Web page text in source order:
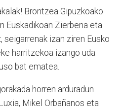
Brontzea Gipuzkoako
Euskadikoan Zierbena eta
seigarrenak izan ziren Eusko
harritzekoa izango uda
bat ematea.
horren arduradun
Mikel Orbañanos eta